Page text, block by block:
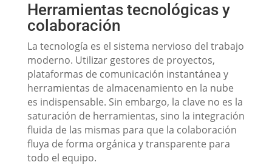
Herramientas tecnológicas y
colaboración
La tecnología es el sistema nervioso del trabajo
moderno. Utilizar gestores de proyectos,
plataformas de comunicación instantánea y
herramientas de almacenamiento en la nube
es indispensable. Sin embargo, la clave no es la
saturación de herramientas, sino la integración
fluida de las mismas para que la colaboración
fluya de forma orgánica y transparente para
todo el equipo.